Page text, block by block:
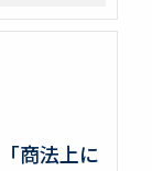
商法上に